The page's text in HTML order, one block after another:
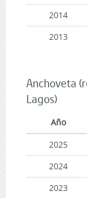
2014
2013
Anchoveta
Lagos)
Año
2025
2024
2023